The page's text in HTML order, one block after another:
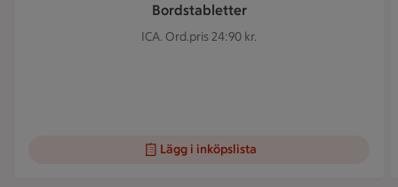
Bordstabletter
ICA. Ord.pris 24:90 kr.
Lägg i inköpslista